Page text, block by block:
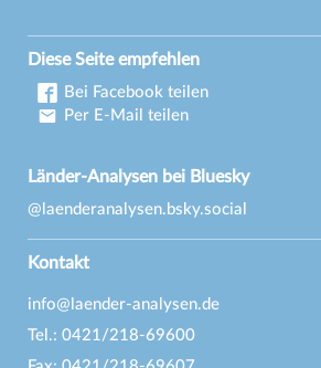
Diese Seite empfehlen
Bei Facebook teilen
Per E-Mail teilen
Länder-Analysen bei Bluesky
@laenderanalysen.bsky.social
Kontakt
info@laender-analysen.de
Tel.: 0421/218-69600